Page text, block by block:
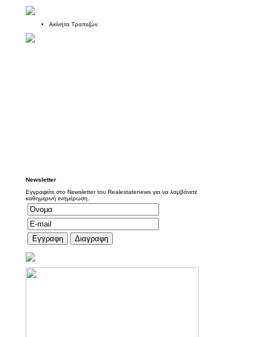
Ακίνητα Τραπεζών
Newsletter
Εγγραφείτε στο Newsletter του Realestatenews για να λαμβάνετε
καθημερινή ενημέρωση.